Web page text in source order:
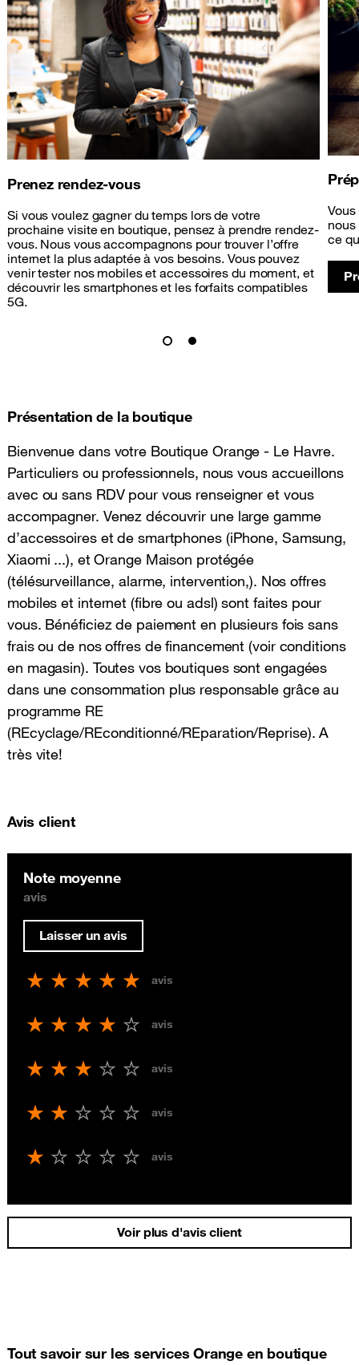
Prenez rendez-vous
Si vous voulez gagner du temps lors de votre
prochaine visite en boutique, pensez à prendre rendez-
vous. Nous vous accompagnons pour trouver l’offre
internet la plus adaptée à vos besoins. Vous pouvez
venir tester nos mobiles et accessoires du moment, et
découvrir les smartphones et les forfaits compatibles
5G.
ce
Présentation de la boutique
Bienvenue dans votre Boutique Orange - Le Havre.
Particuliers ou professionnels, nous vous accueillons
avec ou sans RDV pour vous renseigner et vous
accompagner. Venez découvrir une large gamme
d’accessoires et de smartphones (iPhone, Samsung,
Xiaomi ...), et Orange Maison protégée
(télésurveillance, alarme, intervention,). Nos offres
mobiles et internet (fibre ou adsl) sont faites pour
vous. Bénéficiez de paiement en plusieurs fois sans
frais ou de nos offres de financement (voir conditions
en magasin). Toutes vos boutiques sont engagées
dans une consommation plus responsable grâce au
programme RE
(REcyclage/REconditionné/REparation/Reprise). A
très vite!
Avis client
Note moyenne
avis
Laisser un avis
avis
avis
avis
avis
avis
Voir plus d'avis client
Tout savoir sur les services Orange en boutique